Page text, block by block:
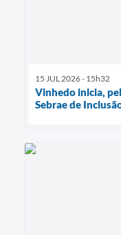
15 JUL 2026 - 15h32
Vinhedo inicia,
Sebrae de